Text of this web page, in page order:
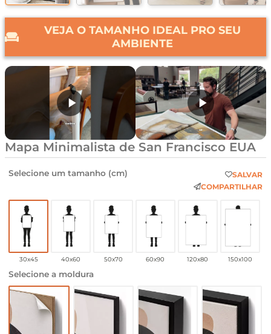
VEJA O TAMANHO IDEAL PRO SEU
AMBIENTE
Mapa Minimalista de San Francisco EUA
Selecione um tamanho (cm)
SALVAR
COMPARTILHAR
30x45 40x60 50x70 60x90 120x80 150x100
Selecione a moldura